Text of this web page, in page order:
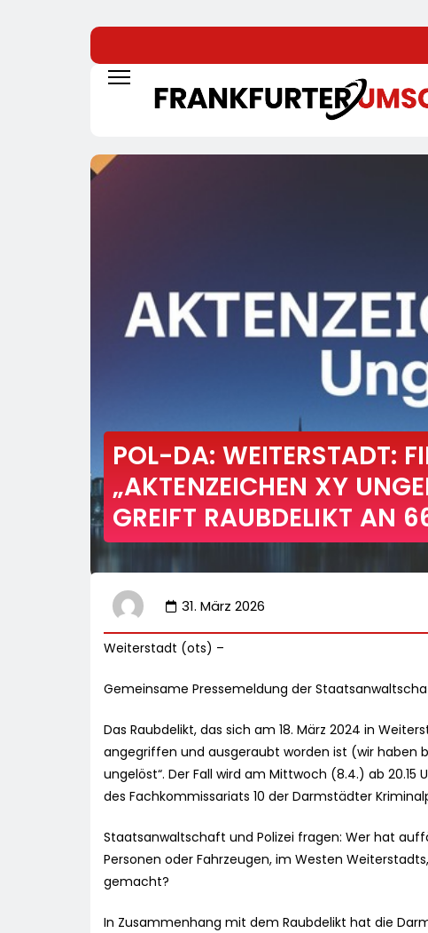
POL-DA: WEITERSTADT:
„AKTENZEICHEN XY
GREIFT RAUBDELIKT AN
31. März 2026
Weiterstadt (ots) –
Gemeinsame Pressemeldung der
Das Raubdelikt, das sich am 18. März 2024 in
angegriffen und ausgeraubt worden ist (wir haben
ungelöst“. Der Fall wird am Mittwoch (8.4.) ab
des Fachkommissariats 10 der Darmstädter
Staatsanwaltschaft und Polizei fragen: Wer hat
Personen oder Fahrzeugen, im Westen
gemacht?
In Zusammenhang mit dem Raubdelikt hat die